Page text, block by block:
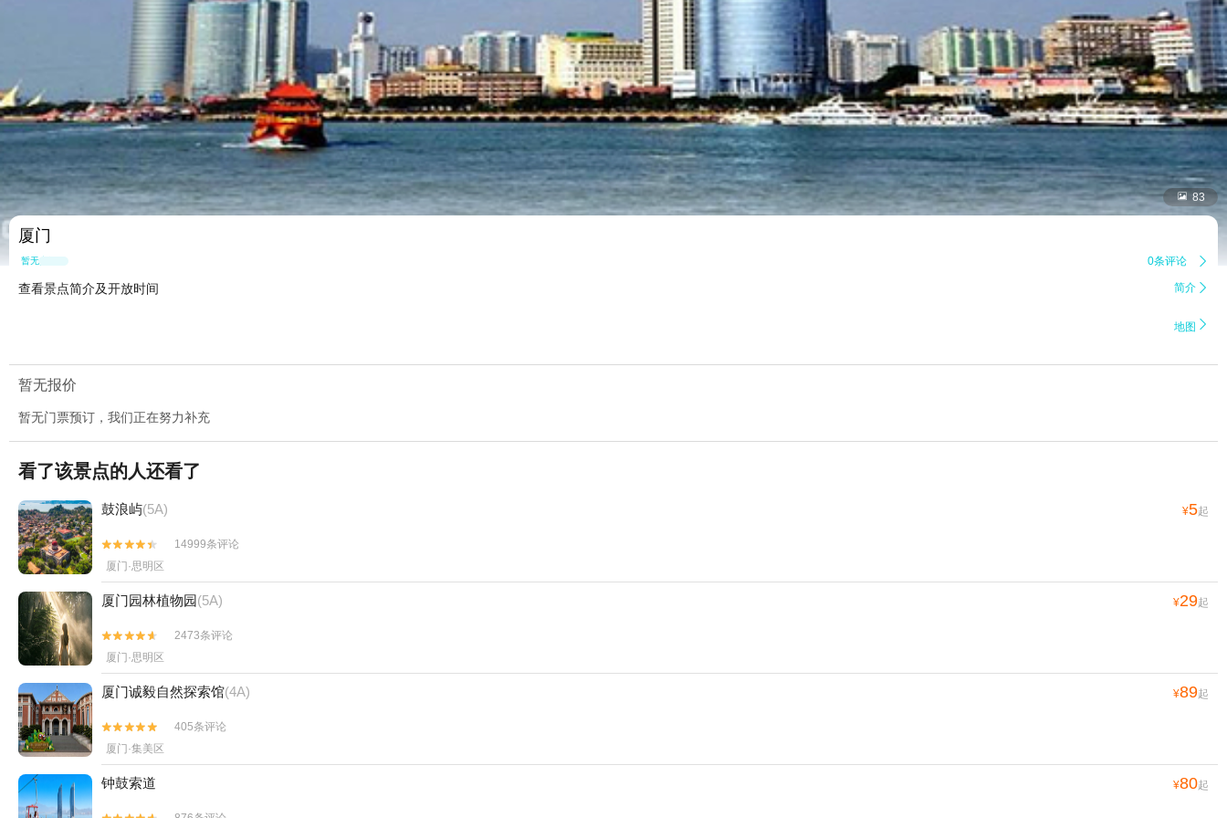
 83
厦门
暂无点评 0条评论 
查看景点简介及开放时间 简介 
地图 
暂无报价
暂无门票预订，我们正在努力补充
看了该景点的人还看了
鼓浪屿(5A) ¥5起


14999条评论
厦门·思明区
厦门园林植物园(5A) ¥29起


2473条评论
厦门·思明区
厦门诚毅自然探索馆(4A) ¥89起


405条评论
厦门·集美区
钟鼓索道 ¥80起